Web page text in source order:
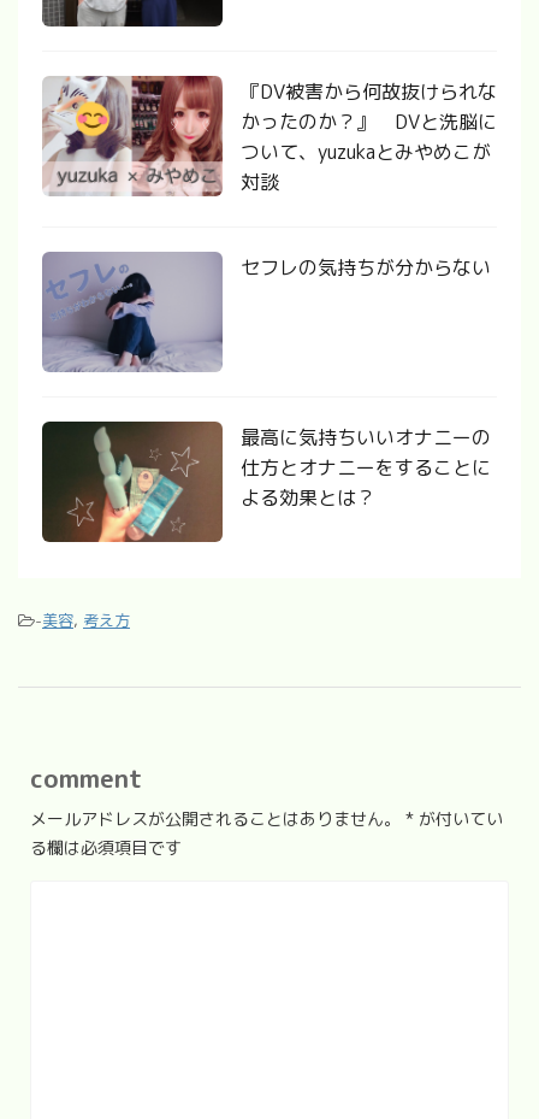
『DV被害から何故抜けられな
かったのか？』 DVと洗脳に
ついて、yuzukaとみやめこが
対談
セフレの気持ちが分からない
最高に気持ちいいオナニーの
仕方とオナニーをすることに
よる効果とは？
-美容, 考え方
comment
メールアドレスが公開されることはありません。 * が付いてい
る欄は必須項目です